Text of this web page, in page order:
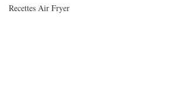
Recettes Air Fryer